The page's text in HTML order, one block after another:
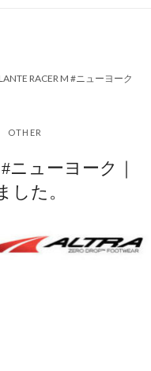
RACER M #ニューヨーク
OTHER
ニューヨーク｜
した。